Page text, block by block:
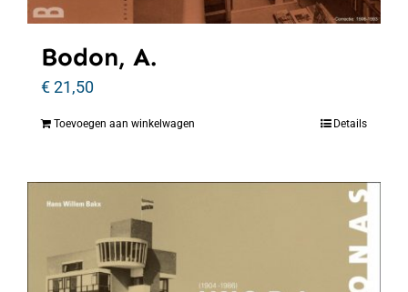
Bodon, A.
€21,50
Toevoegen aan winkelwagen Details